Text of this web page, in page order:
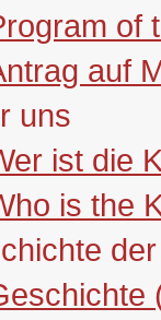
of
auf
uns
ist die
is the